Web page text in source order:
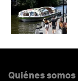
Quiénes somos